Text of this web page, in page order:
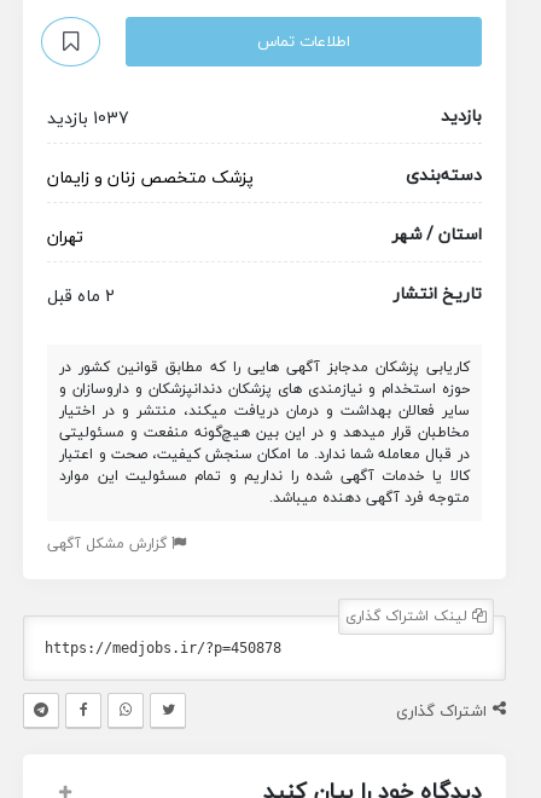
اطلاعات تماس
بازدید
1037 بازدید
دسته‌بندی
پزشک متخصص زنان و زایمان
استان / شهر
تهران
تاریخ انتشار
2 ماه قبل
کاریابی پزشکان مدجابز آگهی هایی را که مطابق قوانین کشور در
حوزه استخدام و نیازمندی های پزشکان دندانپزشکان و داروسازان و
سایر فعالان بهداشت و درمان دریافت میکند، منتشر و در اختیار
مخاطبان قرار میدهد و در این بین هیچ‌گونه منفعت و مسئولیتی
در قبال معامله شما ندارد. ما امکان سنجش کیفیت، صحت و اعتبار
کالا یا خدمات آگهی شده را نداریم و تمام مسئولیت این موارد
متوجه فرد آگهی دهنده میباشد.
گزارش مشکل آگهی
لینک اشتراک گذاری
اشتراک گذاری